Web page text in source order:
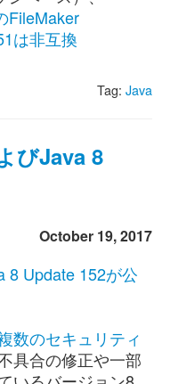
FileMaker
は非互換
Tag: Java
びJava 8
October 19, 2017
8 Update 152が公
数のセキュリティ
具合の修正や一部